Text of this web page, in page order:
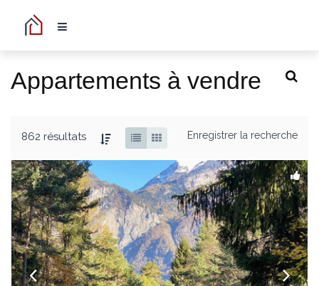
Appartements à vendre
862 résultats Enregistrer la recherche